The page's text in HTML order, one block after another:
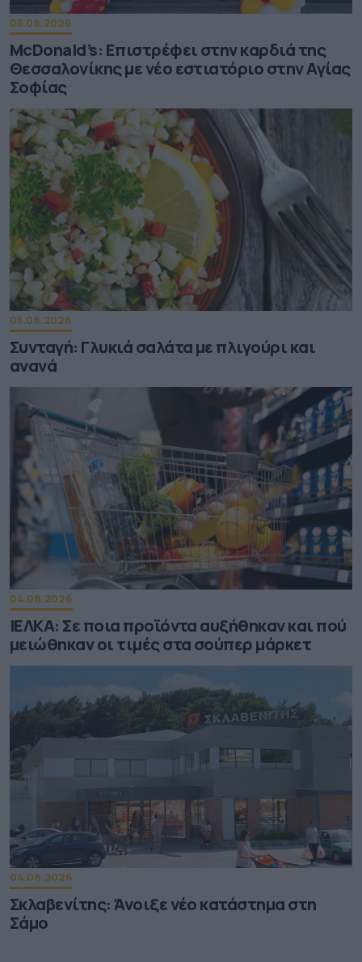
05.08.2026
McDonald’s: Επιστρέφει στην καρδιά της
Θεσσαλονίκης με νέο εστιατόριο στην Αγίας
Σοφίας
05.08.2026
Συνταγή: Γλυκιά σαλάτα με πλιγούρι και
ανανά
04.08.2026
ΙΕΛΚΑ: Σε ποια προϊόντα αυξήθηκαν και πού
μειώθηκαν οι τιμές στα σούπερ μάρκετ
04.08.2026
Σκλαβενίτης: Άνοιξε νέο κατάστημα στη
Σάμο